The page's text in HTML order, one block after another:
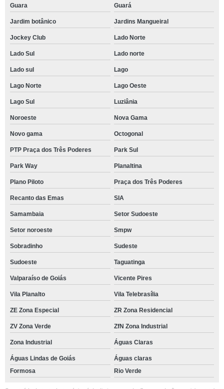
Guara Guará
Jardim botânico Jardins Mangueiral
Jockey Club Lado Norte
Lado Sul Lado norte
Lado sul Lago
Lago Norte Lago Oeste
Lago Sul Luziânia
Noroeste Nova Gama
Novo gama Octogonal
PTP Praça dos Três Poderes Park Sul
Park Way Planaltina
Plano Piloto Praça dos Três Poderes
Recanto das Emas SIA
Samambaia Setor Sudoeste
Setor noroeste Smpw
Sobradinho Sudeste
Sudoeste Taguatinga
Valparaíso de Goiás Vicente Pires
Vila Planalto Vila Telebrasília
ZE Zona Especial ZR Zona Residencial
ZV Zona Verde ZfN Zona Industrial
Zona Industrial Águas Claras
Águas Lindas de Goiás
Águas claras
Formosa
Rio Verde